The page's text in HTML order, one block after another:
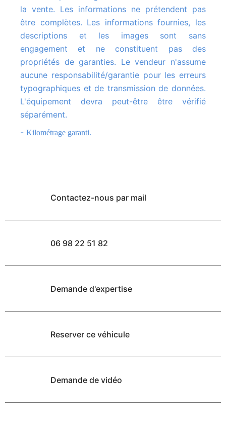
la vente. Les informations ne prétendent pas
être complètes. Les informations fournies, les
descriptions et les images sont sans
engagement et ne constituent pas des
propriétés de garanties. Le vendeur n'assume
aucune responsabilité/garantie pour les erreurs
typographiques et de transmission de données.
L'équipement devra peut-être être vérifié
séparément.
Kilométrage garanti.
Contactez-nous par mail
06 98 22 51 82
Demande d'expertise
Reserver ce véhicule
Demande de vidéo